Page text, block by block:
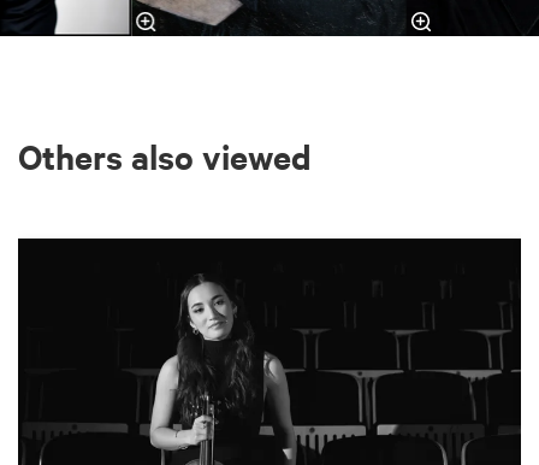
Others also viewed